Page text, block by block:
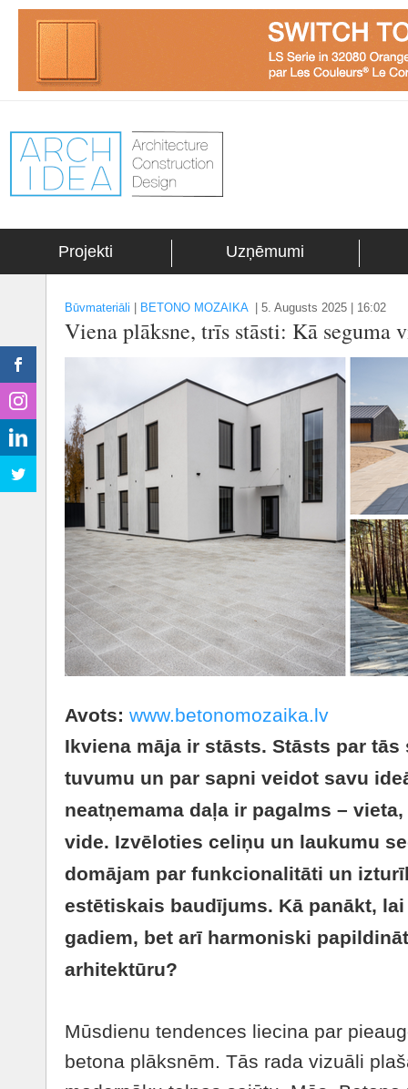
Projekti Uzņēmumi
Būvmateriāli BETONO MOZAIKA| 5. Augusts 2025 | 16:02
Viena plāksne, trīs stāsti: Kā seguma
Avots: www.betonomozaika.lv
Ikviena māja ir stāsts. Stāsts par
tuvumu un par sapni veidot savu
neatņemama daļa ir pagalms –
vide. Izvēloties celiņu un laukumu
domājam par funkcionalitāti un
estētiskais baudījums. Kā panākt,
gadiem, bet arī harmoniski
arhitektūru?
Mūsdienu tendences liecina par
betona plāksnēm. Tās rada vizuāli